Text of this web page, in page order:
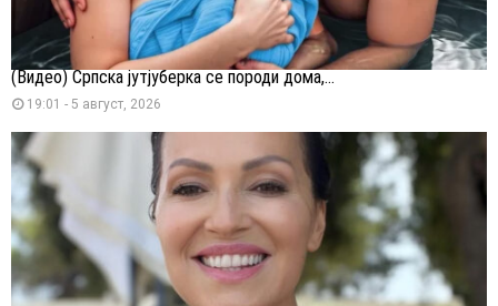
(Видео) Српска јутјуберка се породи дома,...
19:01 - 5 август, 2026